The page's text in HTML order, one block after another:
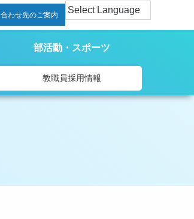
わせ先のご案内
部活動・スポーツ
教職員採用情報